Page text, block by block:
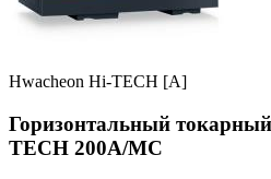
Hwacheon Hi-TECH [A]
Горизонтальный
TECH 200A/MC